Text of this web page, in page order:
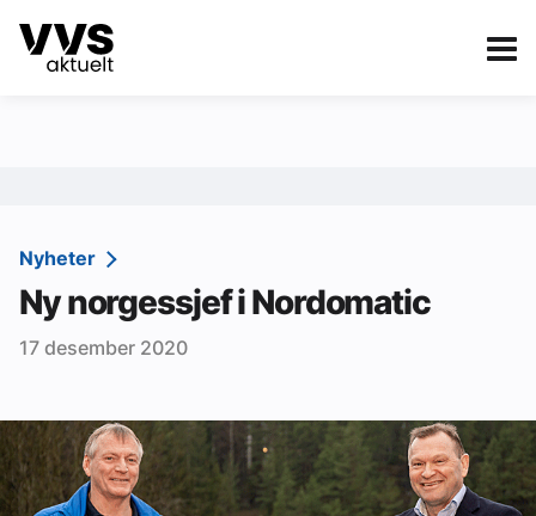
Kategorier
Sanitær
Ventilasjon
Varme og energi
Vann og avløp
Aktuelle prosjekter
Nyheter
Ny norgessjef i Nordomatic
17 desember 2020